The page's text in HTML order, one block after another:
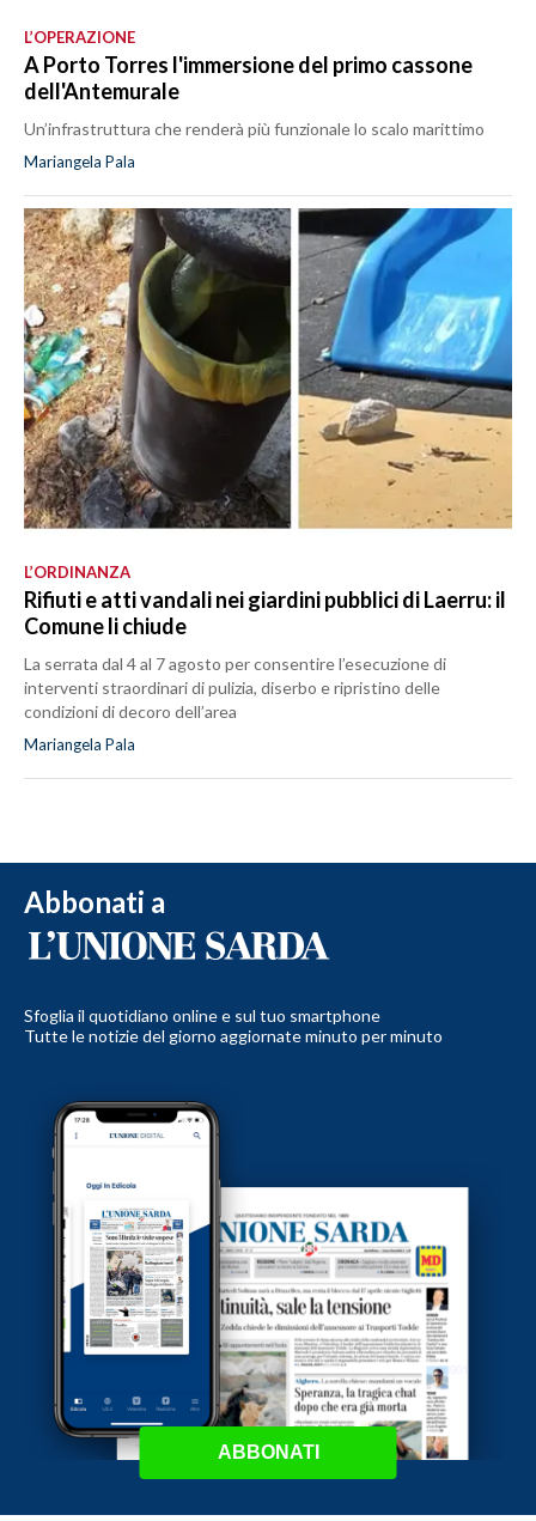
L’OPERAZIONE
A Porto Torres l'immersione del primo cassone
dell'Antemurale
Un’infrastruttura che renderà più funzionale lo scalo marittimo
Mariangela Pala
L’ORDINANZA
Rifiuti e atti vandali nei giardini pubblici di Laerru: il
Comune li chiude
La serrata dal 4 al 7 agosto per consentire l’esecuzione di
interventi straordinari di pulizia, diserbo e ripristino delle
condizioni di decoro dell’area
Mariangela Pala
Abbonati a
Sfoglia il quotidiano online e sul tuo smartphone
Tutte le notizie del giorno aggiornate minuto per minuto
ABBONATI